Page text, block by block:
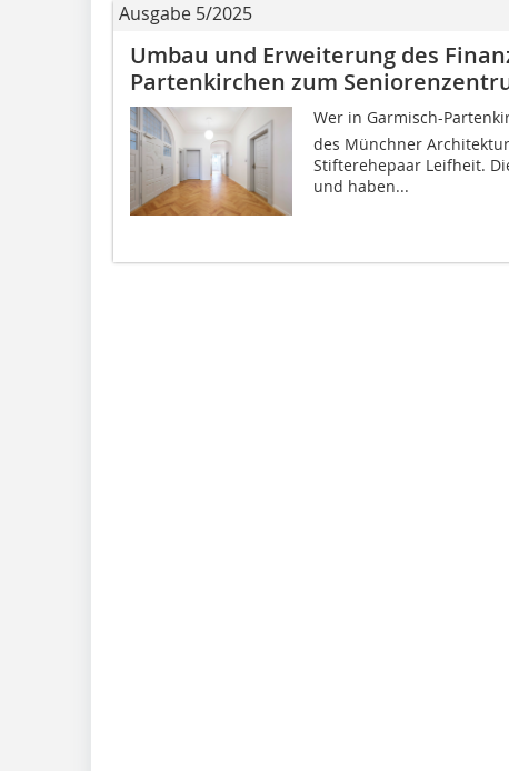
Ausgabe 5/2025
Umbau und Erweiterung des
Partenkirchen zum
Wer in Garmisch-
des Münchner
Stifterehepaar Leifheit.
und haben...